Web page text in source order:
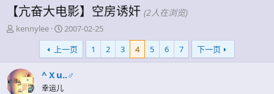
【亢奋大电影】空房诱奸 (2人在浏览)
主
起
人
kennylee
开
始
时
间
2007-02-25
上一页
1 2 3 4 5 6 7 下一页
^ｘu..♂
幸运儿